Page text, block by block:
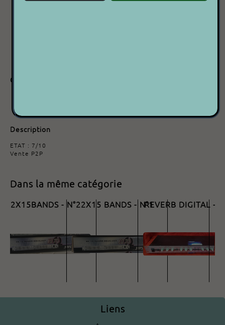
Description
ETAT : 7/10
Vente P2P
Caractéristiques
Modèle :
Dans la même catégorie
2X15BANDS - N°2
JB SYSTEMS - EQ215
2X15 BANDS - N°1REVERB DIGITAL -
Liens